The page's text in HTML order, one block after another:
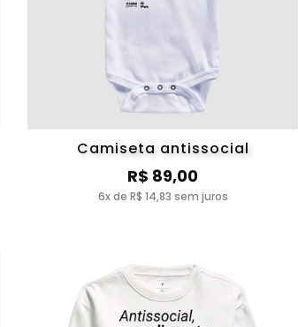
Camiseta antissocial
R$ 89,00
6x de R$ 14,83 sem juros